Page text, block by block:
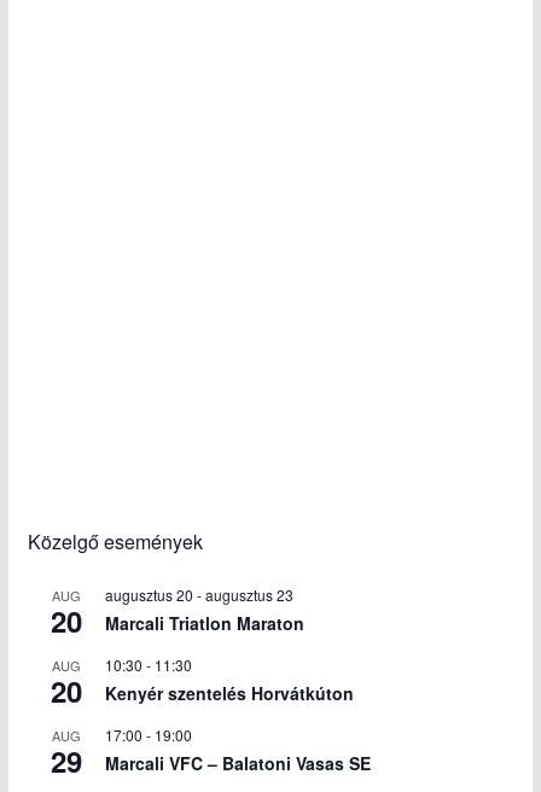
Közelgő események
AUG
20
augusztus 20 -augusztus 23
Marcali Triatlon Maraton
AUG
20
10:30 - 11:30
Kenyér szentelés Horvátkúton
AUG
29
17:00 - 19:00
Marcali VFC – Balatoni Vasas SE